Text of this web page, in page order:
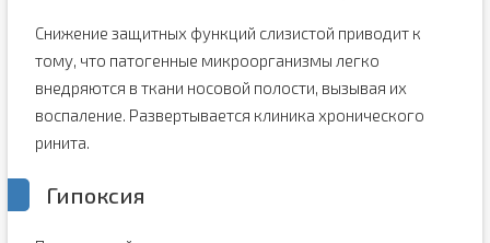
Снижение защитных функций слизистой приводит к
тому, что патогенные микроорганизмы легко
внедряются в ткани носовой полости, вызывая их
воспаление. Развертывается клиника хронического
ринита.
Гипоксия